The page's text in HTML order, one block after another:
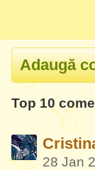
Top 10
28 Jan